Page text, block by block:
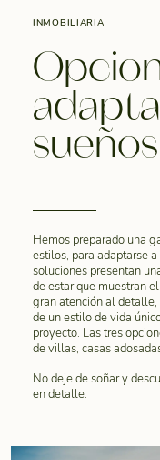
INMOBILIARIA
Hemos preparado una
estilos, para adaptarse
soluciones presentan
de estar que muestran
gran atención al
de un estilo de vida
proyecto. Las tres
de villas, casas
No deje de soñar y
en detalle.